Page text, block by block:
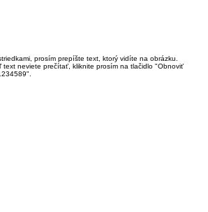
prosím prepíšte text, ktorý vidíte na obrázku.
neviete prečítať, kliknite prosím na tlačidlo "Obnoviť